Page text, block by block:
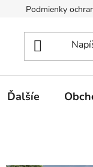
Podmienky
Ďalšíe